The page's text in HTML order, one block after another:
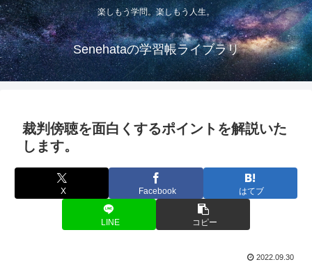
楽しもう学問。楽しもう人生。
Senehataの学習帳ライブラリ
裁判傍聴を面白くするポイントを解説いた
します。
X Facebook はてブ
LINE コピー
2022.09.30